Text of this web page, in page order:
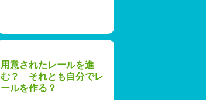
用意されたレールを進
む？ それとも自分でレ
ールを作る？